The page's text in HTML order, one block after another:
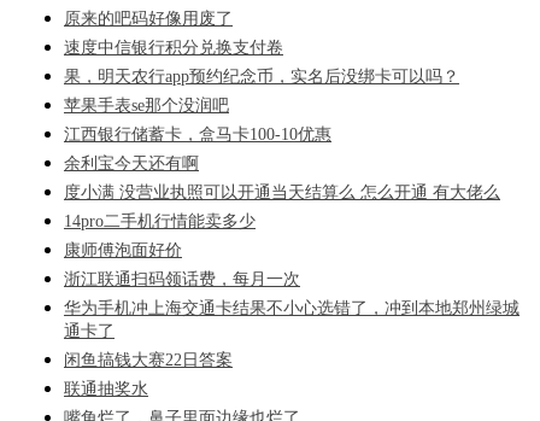
原来的吧码好像用废了
速度中信银行积分兑换支付卷
果，明天农行app预约纪念币，实名后没绑卡可以吗？
苹果手表se那个没润吧
江西银行储蓄卡，盒马卡100-10优惠
余利宝今天还有啊
度小满 没营业执照可以开通当天结算么 怎么开通 有大佬么
14pro二手机行情能卖多少
康师傅泡面好价
浙江联通扫码领话费，每月一次
华为手机冲上海交通卡结果不小心选错了，冲到本地郑州绿城
通卡了
闲鱼搞钱大赛22日答案
联通抽奖水